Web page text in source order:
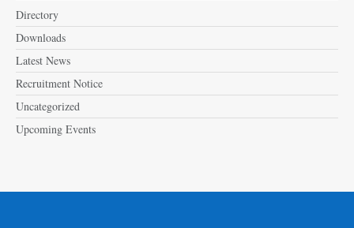
Directory
Downloads
Latest News
Recruitment Notice
Uncategorized
Upcoming Events